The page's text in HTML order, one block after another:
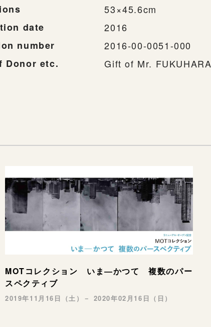
53×45.6cm
date
2016
number
2016-00-0051-000
Donor etc.
Gift of Mr.
MOTコレクション いま―かつて 複数のパー
スペクティブ
2019年11月16日（土）－ 2020年02月16日（日）